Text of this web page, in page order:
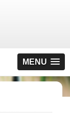
MENU